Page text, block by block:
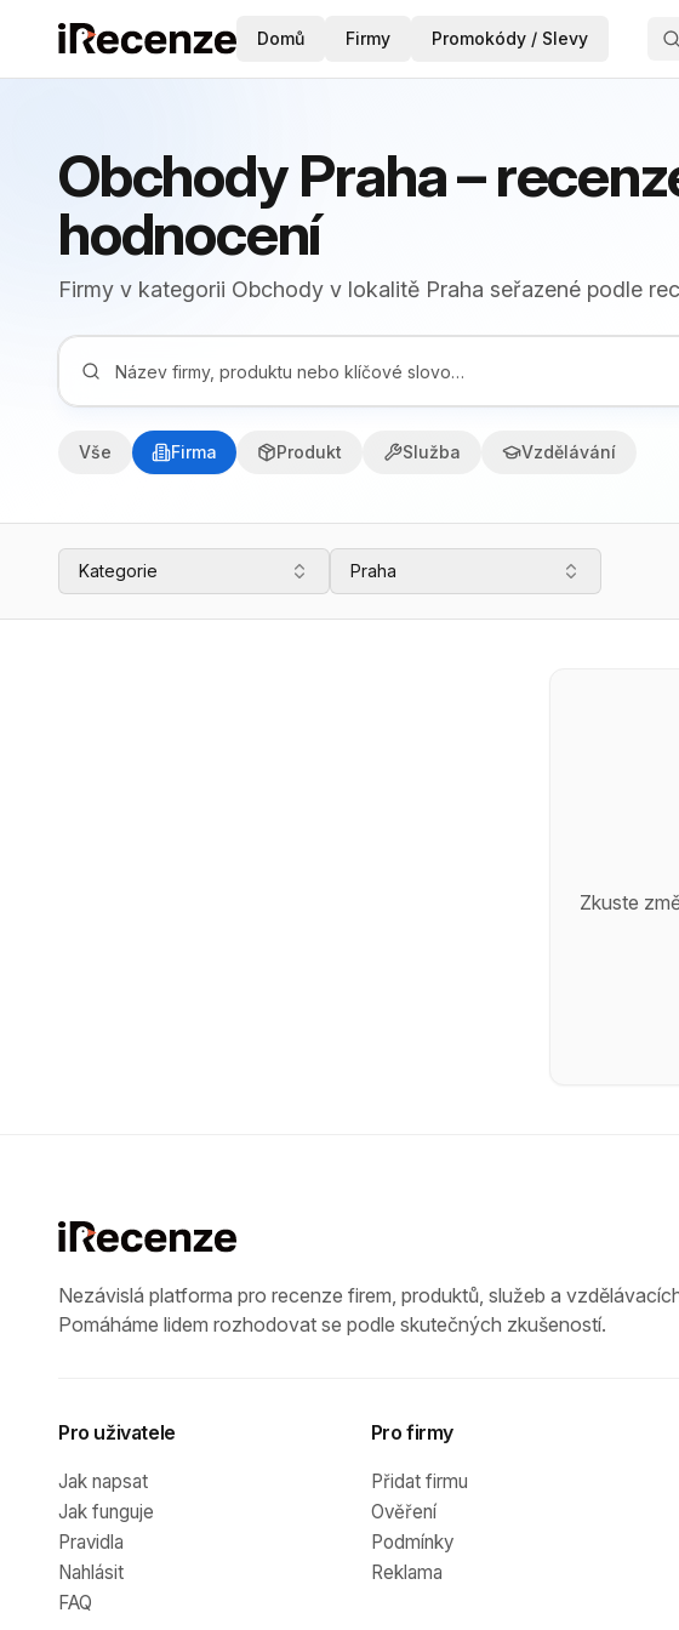
Domů Firmy Promokódy / Slevy
Obchody Praha –
hodnocení
Firmy v kategorii Obchody v lokalitě Praha seřazené podle
Vše Firma Produkt Služba Vzdělávání
Kategorie Praha
Zkuste
Nezávislá platforma pro recenze firem, produktů, služeb a
Pomáháme lidem rozhodovat se podle skutečných zkušeností.
Pro uživatele
Jak napsat
Jak funguje
Pravidla
Nahlásit
FAQ
Pro firmy
Přidat firmu
Ověření
Podmínky
Reklama